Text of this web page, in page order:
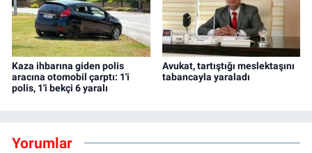
Kaza ihbarına giden polis
aracına otomobil çarptı: 1'i
polis, 1'i bekçi 6 yaralı
Avukat, tartıştığı meslektaşını
tabancayla yaraladı
Yorumlar